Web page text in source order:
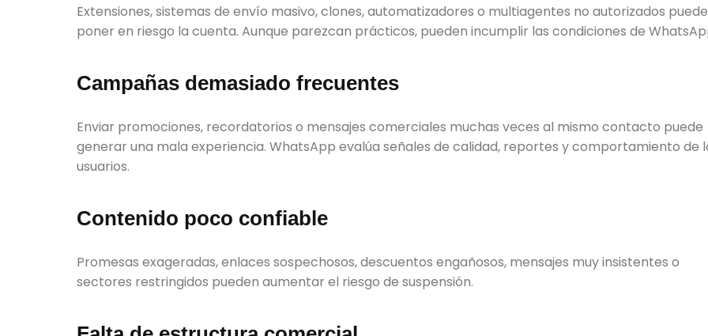
Extensiones, sistemas de envío masivo, clones, automatizadores o multiagentes no autorizados
poner en riesgo la cuenta. Aunque parezcan prácticos, pueden incumplir las condiciones de
Campañas demasiado frecuentes
Enviar promociones, recordatorios o mensajes comerciales muchas veces al mismo contacto puede
generar una mala experiencia. WhatsApp evalúa señales de calidad, reportes y comportamiento de
usuarios.
Contenido poco confiable
Promesas exageradas, enlaces sospechosos, descuentos engañosos, mensajes muy insistentes o
sectores restringidos pueden aumentar el riesgo de suspensión.